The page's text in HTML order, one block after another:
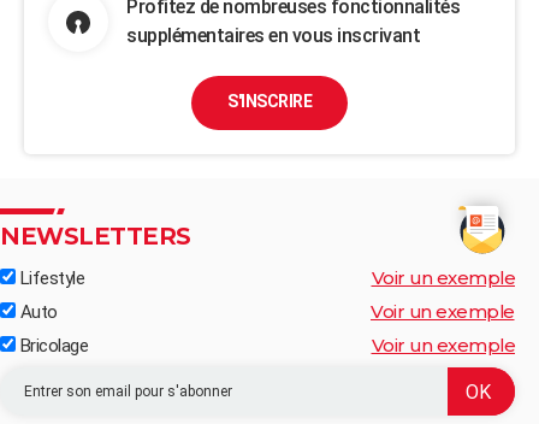
Profitez de nombreuses fonctionnalités
supplémentaires en vous inscrivant
S'INSCRIRE
NEWSLETTERS
Lifestyle Voir un exemple
Auto Voir un exemple
Bricolage Voir un exemple